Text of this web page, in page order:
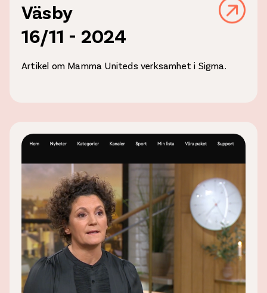
Väsby
16/11 - 2024
Artikel om Mamma Uniteds verksamhet i Sigma.